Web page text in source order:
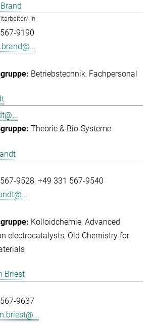
in
9190
Betriebstechnik Fachpersonal
Theorie & Bio-Systeme
9528 +49 331 567-9540
Kolloidchemie Advanced
electrocatalysts Old Chemistry for
Briest
9637